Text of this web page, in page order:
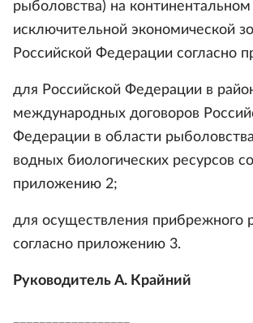
рыболовства) на
исключительной экономической
Российской Федерации согласно
для Российской Федерации в
международных договоров
Федерации в области
водных биологических ресурсов
приложению 2;
для осуществления прибрежного
согласно приложению 3.
Руководитель А. Крайний